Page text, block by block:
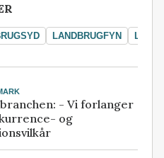
LANDBRUGFYN
- Vi forlanger
og